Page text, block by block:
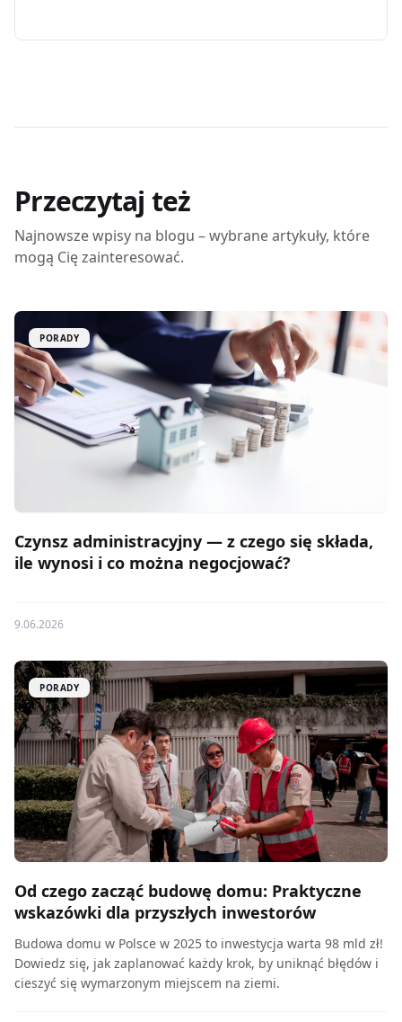
Przeczytaj też
Najnowsze wpisy na blogu – wybrane artykuły, które
mogą Cię zainteresować.
PORADY
Czynsz administracyjny — z czego się składa,
ile wynosi i co można negocjować?
9.06.2026
PORADY
Od czego zacząć budowę domu: Praktyczne
wskazówki dla przyszłych inwestorów
Budowa domu w Polsce w 2025 to inwestycja warta 98 mld zł!
Dowiedz się, jak zaplanować każdy krok, by uniknąć błędów i
cieszyć się wymarzonym miejscem na ziemi.